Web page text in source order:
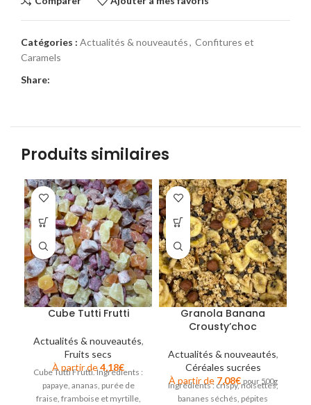
Catégories : Actualités & nouveautés, Confitures et
Caramels
Share:
Produits similaires
Cube Tutti Frutti
Actualités & nouveautés,
Fruits secs
À partir de4,18€
Cube Tutti Frutti. Ingrédients :
papaye, ananas, purée de
fraise, framboise et myrtille,
Granola Banana
Crousty’choc
Actualités & nouveautés,
Céréales sucrées
À partir de 7,08€ pour 500g
Ingrédients : crispy, noisettes,
bananes séchés, pépites